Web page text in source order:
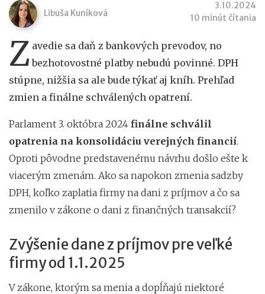
Libuša Kuníková
3.10.2024
10 minút čítania
Z avedie sa daň z bankových prevodov, no
bezhotovostné platby nebudú povinné. DPH
stúpne, nižšia sa ale bude týkať aj kníh. Prehľad
zmien a finálne schválených opatrení.
Parlament 3. októbra 2024 finálne schválil
opatrenia na konsolidáciu verejných financií.
Oproti pôvodne predstavenému návrhu došlo ešte k
viacerým zmenám. Ako sa napokon zmenia sadzby
DPH, koľko zaplatia firmy na dani z príjmov a čo sa
zmenilo v zákone o dani z finančných transakcií?
Zvýšenie dane z príjmov pre veľké
firmy od 1.1.2025
V zákone, ktorým sa menia a dopĺňajú niektoré